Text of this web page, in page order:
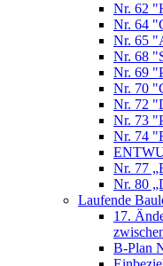
Nr. 62
Nr. 64
Nr. 65
Nr. 68
Nr. 69
Nr. 70
Nr. 72
Nr. 73
Nr. 74
Nr. 77
Nr. 80
Laufende
17.
B-Plan